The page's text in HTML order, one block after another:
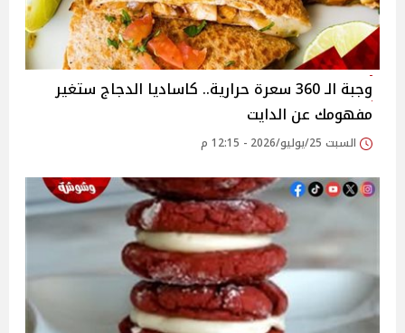
وجبة الـ 360 سعرة حرارية.. كاساديا الدجاج ستغير
مفهومك عن الدايت
السبت 25/يوليو/2026 - 12:15 م